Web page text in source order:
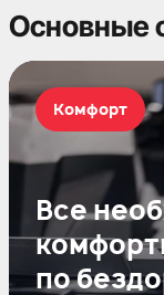
Основные
Все
по
Комфорт